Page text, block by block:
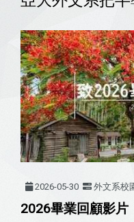
2026-05-30 外文系校
2026畢業回顧影片